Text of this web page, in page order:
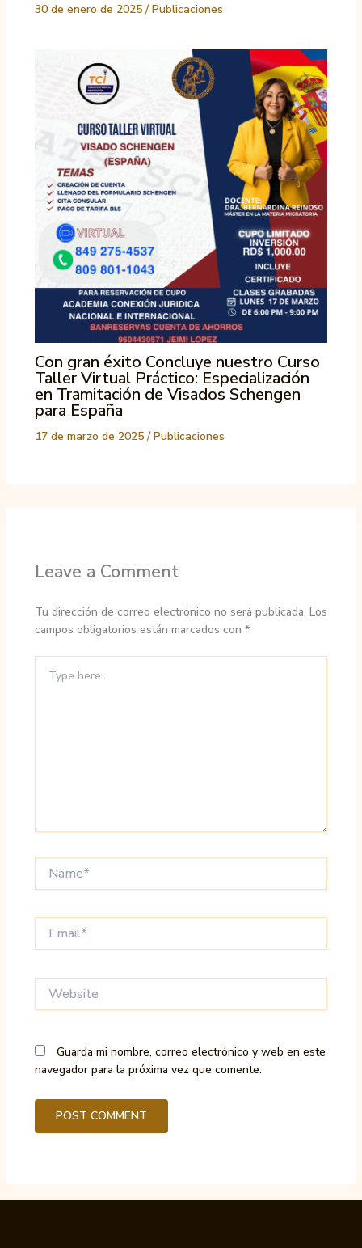
30 de enero de 2025 /Publicaciones
Con gran éxito Concluye nuestro Curso
Taller Virtual Práctico: Especialización
en Tramitación de Visados Schengen
para España
17 de marzo de 2025 /Publicaciones
Leave a Comment
Tu dirección de correo electrónico no será publicada. Los
campos obligatorios están marcados con *
here..
Guarda mi nombre, correo electrónico y web en este
navegador para la próxima vez que comente.